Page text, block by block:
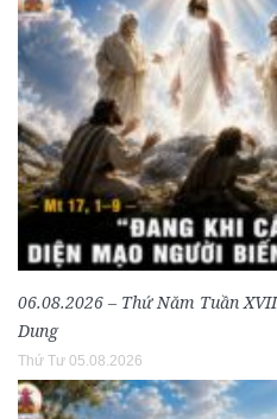
06.08.2026 – Thứ Năm Tuần
Dung
Thứ Tư 05.08.2026